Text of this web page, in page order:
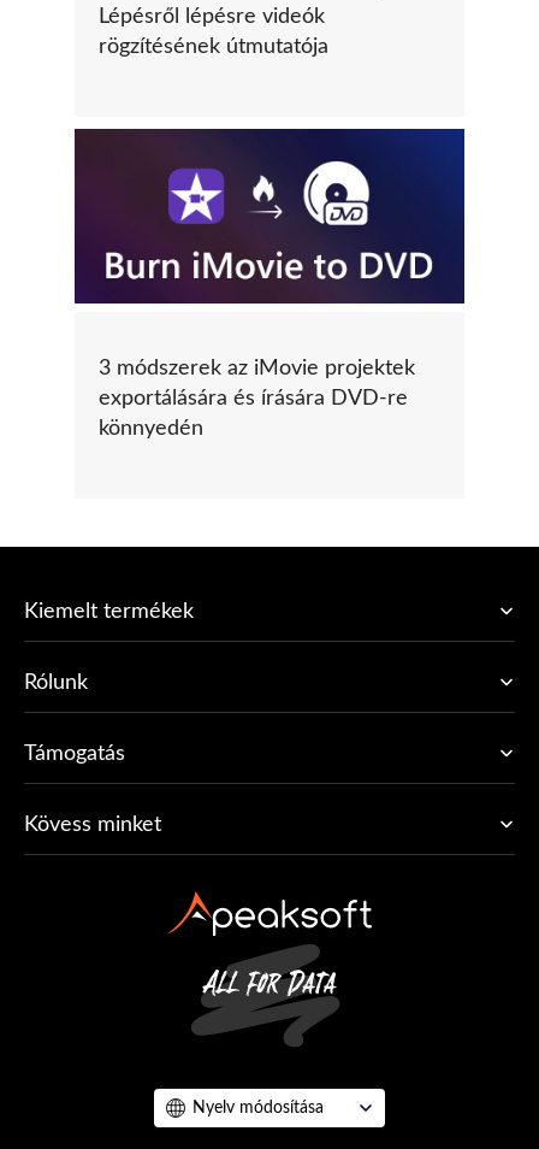
Lépésről lépésre videók
rögzítésének útmutatója
3 módszerek az iMovie projektek
exportálására és írására DVD-re
könnyedén
Kiemelt termékek
Rólunk
Támogatás
Kövess minket
Nyelv módosítása